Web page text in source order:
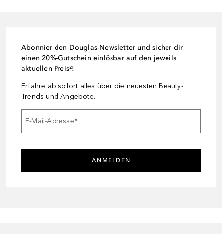
Abonnier den Douglas-Newsletter und sicher dir
einen 20%-Gutschein einlösbar auf den jeweils
aktuellen Preis²!
Erfahre ab sofort alles über die neuesten Beauty-
Trends und Angebote.
E-Mail-Adresse*
ANMELDEN